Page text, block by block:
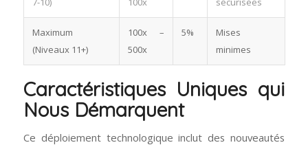
Maximum
(Niveaux 11+)
100x –
500x
5%
Mises
minimes
Caractéristiques Uniques qui
Nous Démarquent
Ce déploiement technologique inclut des nouveautés